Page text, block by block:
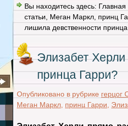
Вы находитесь здесь: Главная
статьи
Меган Маркл принц
лишила девственности
Элизабет
принца Гарри?
Опубликовано в рубрике герцог
Меган Маркл принц Гарри